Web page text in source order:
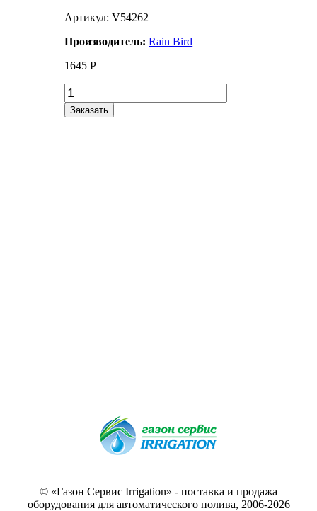
Артикул: V54262
Производитель:Rain Bird
1645 Р
Заказать
© «Газон Сервис Irrigation» - поставка и продажа
оборудования для автоматического полива, 2006-2026